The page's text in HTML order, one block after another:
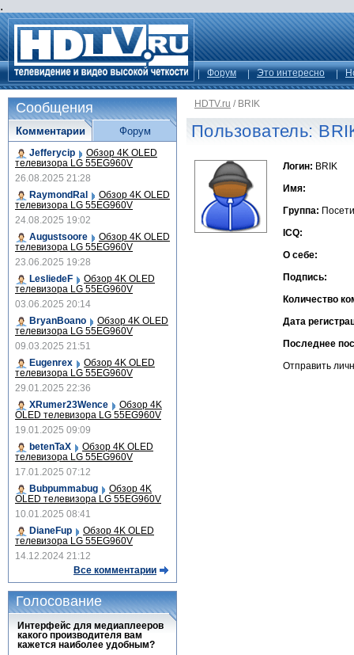
.
Форум Это интересно
HDTV.ru / BRIK
Пользователь:
Логин: BRIK
Имя:
Группа:
ICQ:
О себе:
Подпись:
Количество
Дата
Последнее
Отправить
Сообщения
Комментарии
Jefferycip Обзор 4K OLED
телевизора LG 55EG960V
26.08.2025 21:28
RaymondRal
Обзор 4K OLED
телевизора LG 55EG960V
24.08.2025 19:02
Augustsoore
Обзор 4K OLED
телевизора LG 55EG960V
23.06.2025 19:28
LesliedeF
Обзор 4K OLED
телевизора LG 55EG960V
03.06.2025 20:14
BryanBoano
Обзор 4K OLED
телевизора LG 55EG960V
09.03.2025 21:51
Eugenrex
Обзор 4K OLED
телевизора LG 55EG960V
29.01.2025 22:36
XRumer23Wence
Обзор 4K
OLED телевизора LG 55EG960V
19.01.2025 09:09
betenTaX
Обзор 4K OLED
телевизора LG 55EG960V
17.01.2025 07:12
Bubpummabug
Обзор 4K
OLED телевизора LG 55EG960V
10.01.2025 08:41
DianeFup
Обзор 4K OLED
телевизора LG 55EG960V
14.12.2024 21:12
Все комментарии
Форум
Голосование
Интерфейс для медиаплееров
какого производителя вам
кажется наиболее удобным?